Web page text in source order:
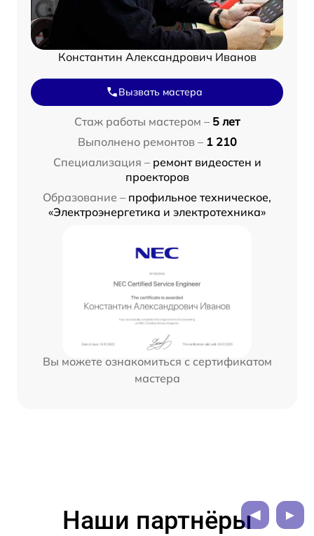
Константин Александрович Иванов
Вызвать мастера
Стаж работы мастером – 5 лет
Выполнено ремонтов – 1 210
Специализация – ремонт видеостен и
проекторов
Образование – профильное техническое,
«Электроэнергетика и электротехника»
Вы можете ознакомиться с сертификатом
мастера
Наши партнёры